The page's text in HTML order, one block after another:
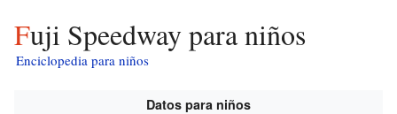
Fuji Speedway para niños
Enciclopedia para niños
Datos para niños